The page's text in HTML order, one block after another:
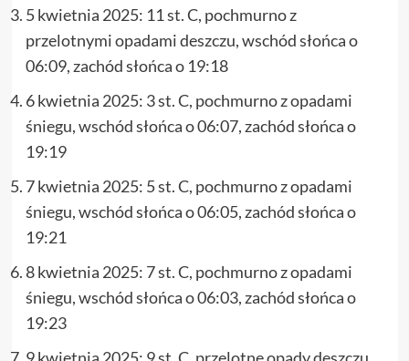
5 kwietnia 2025: 11 st. C, pochmurno z
przelotnymi opadami deszczu, wschód słońca o
06:09, zachód słońca o 19:18
6 kwietnia 2025: 3 st. C, pochmurno z opadami
śniegu, wschód słońca o 06:07, zachód słońca o
19:19
7 kwietnia 2025: 5 st. C, pochmurno z opadami
śniegu, wschód słońca o 06:05, zachód słońca o
19:21
8 kwietnia 2025: 7 st. C, pochmurno z opadami
śniegu, wschód słońca o 06:03, zachód słońca o
19:23